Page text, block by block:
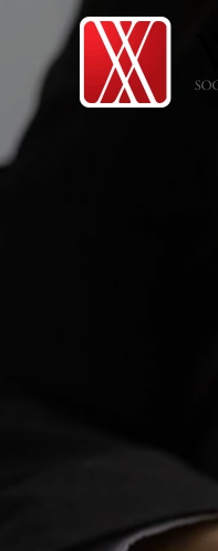
Skip to main content